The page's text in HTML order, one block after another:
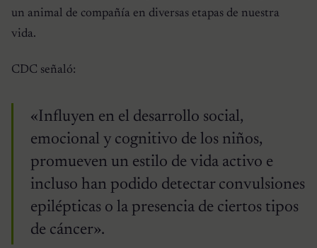
un animal de compañía en diversas etapas de nuestra
vida.
CDC señaló:
«Influyen en el desarrollo social,
emocional y cognitivo de los niños,
promueven un estilo de vida activo e
incluso han podido detectar convulsiones
epilépticas o la presencia de ciertos tipos
de cáncer».